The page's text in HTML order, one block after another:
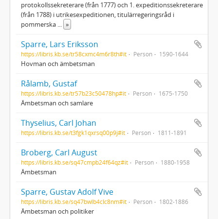
protokollssekreterare (från 1777) och 1. expeditionssekreterare
(från 1788) i utrikesexpeditionen, titulärregeringsråd i
pommerska ... »
Sparre, Lars Eriksson
https://libris.kb.se/tr58cxmc4m6r8th#it Person 1590-1644
Hovman och ämbetsman
Rålamb, Gustaf
https://libris.kb.se/tr57b23c50478hp#it Person 1675-1750
Ämbetsman och samlare
Thyselius, Carl Johan
https://libris.kb.se/t3fgk1qxrsq00p9j#it Person 1811-1891
Broberg, Carl August
https://libris.kb.se/sq47cmpb24f64qz#it Person 1880-1958
Ämbetsman
Sparre, Gustav Adolf Vive
https://libris.kb.se/sq47bwlb4clc8nm#it Person 1802-1886
Ämbetsman och politiker